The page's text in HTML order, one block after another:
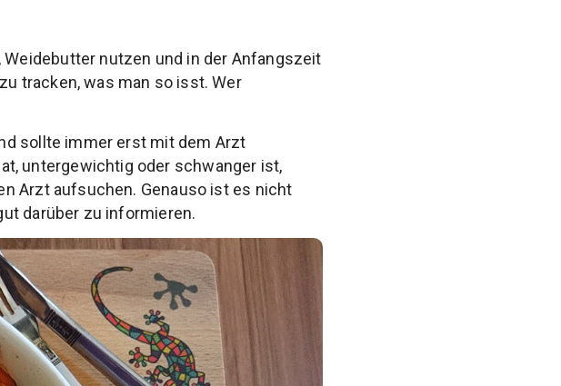
nutzen und in der Anfangszeit
tracken, was man so isst. Wer
sollte immer erst mit dem Arzt
untergewichtig oder schwanger ist,
Arzt aufsuchen. Genauso ist es nicht
darüber zu informieren.